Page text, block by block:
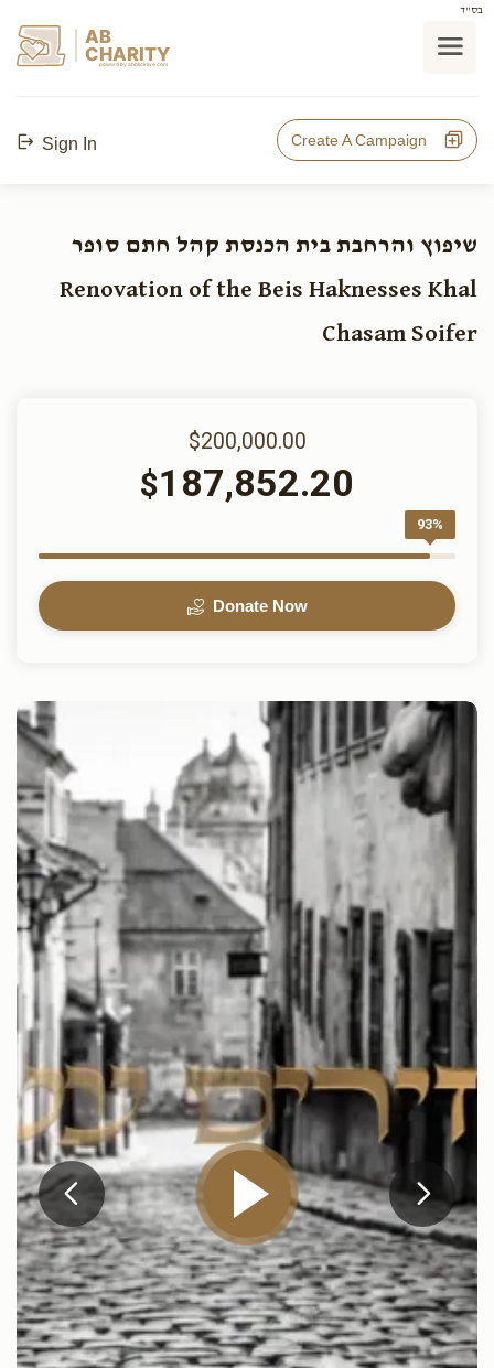
בס"ד
AB
CHARITY
powerd by ahblicklive.com
Sign In Create A Campaign
שיפוץ והרחבת בית הכנסת קהל חתם סופר
Renovation of the Beis Haknesses Khal
Chasam Soifer
$200,000.00
$187,852.20
93%
Donate Now